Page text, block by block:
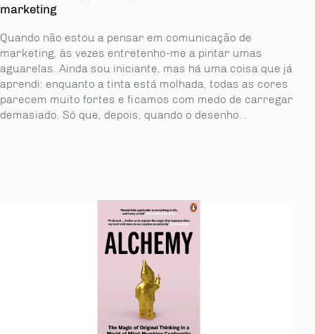
marketing
Quando não estou a pensar em comunicação de
marketing, às vezes entretenho-me a pintar umas
aguarelas. Ainda sou iniciante, mas há uma coisa que já
aprendi: enquanto a tinta está molhada, todas as cores
parecem muito fortes e ficamos com medo de carregar
demasiado. Só que, depois, quando o desenho...